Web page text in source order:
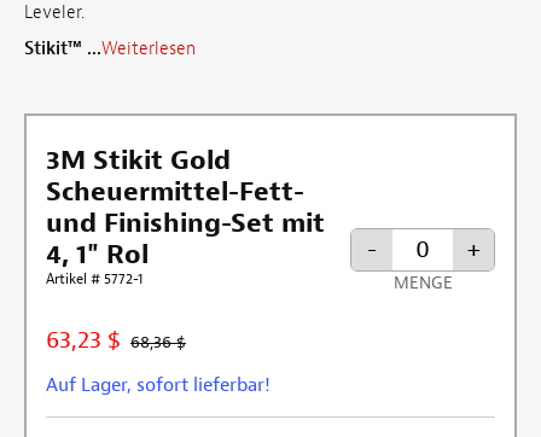
Leveler.
Stikit™ ...Weiterlesen
3M Stikit Gold
Scheuermittel-Fett-
und Finishing-Set mit
4, 1" Rol
Artikel # 5772-1
63,23 $ 68,36 $
Auf Lager, sofort lieferbar!
- +
MENGE